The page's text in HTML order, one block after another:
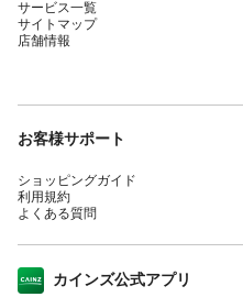
サービス一覧
サイトマップ
店舗情報
お客様サポート
ショッピングガイド
利用規約
よくある質問
カインズ公式アプリ